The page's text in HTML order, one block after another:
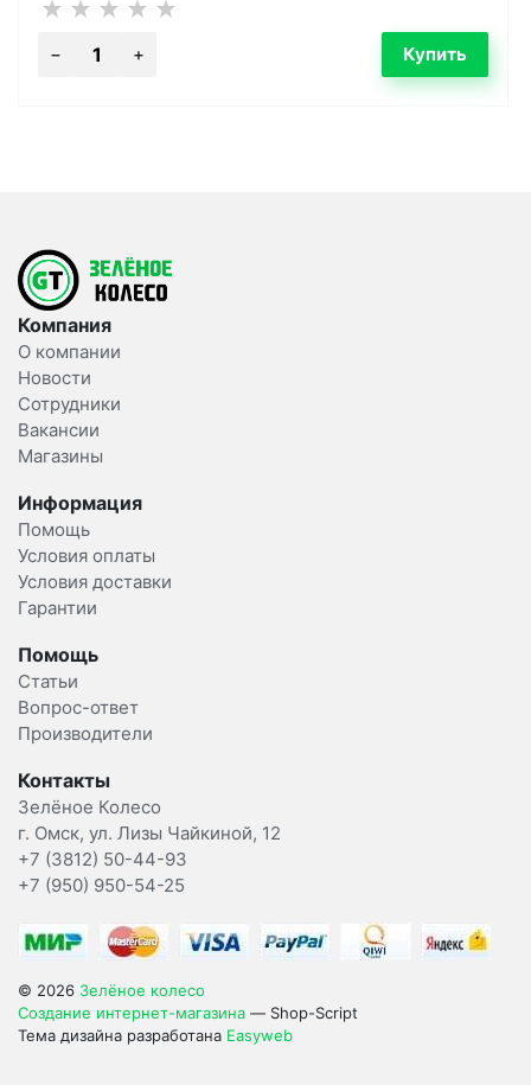
Компания
О компании
Новости
Сотрудники
Вакансии
Магазины
Информация
Помощь
Условия оплаты
Условия доставки
Гарантии
Помощь
Статьи
Вопрос-ответ
Производители
Контакты
Зелёное Колесо
г. Омск, ул. Лизы Чайкиной, 12
+7 (3812) 50-44-93
+7 (950) 950-54-25
© 2026 Зелёное колесо
Создание интернет-магазина — Shop-Script
Тема дизайна разработана Easyweb